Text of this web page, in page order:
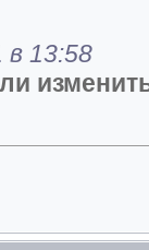
в 13:58